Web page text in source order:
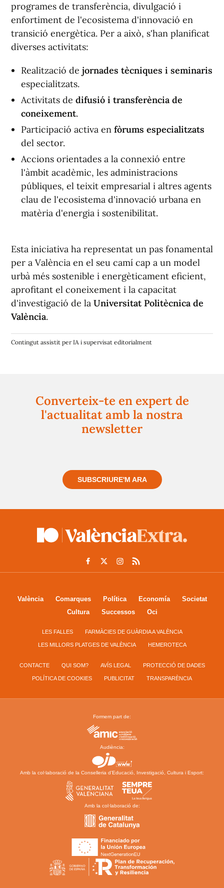
programes de transferència, divulgació i
enfortiment de l'ecosistema d'innovació en
transició energètica. Per a això, s'han planificat
diverses activitats:
Realització de jornades tècniques i seminaris
especialitzats.
Activitats de difusió i transferència de
coneixement.
Participació activa en fòrums especialitzats
del sector.
Accions orientades a la connexió entre
l'àmbit acadèmic, les administracions
públiques, el teixit empresarial i altres agents
clau de l'ecosistema d'innovació urbana en
matèria d'energia i sostenibilitat.
Esta iniciativa ha representat un pas fonamental
per a València en el seu camí cap a un model
urbà més sostenible i energèticament eficient,
aprofitant el coneixement i la capacitat
d'investigació de la Universitat Politècnica de
València.
Contingut assistit per IA i supervisat editorialment
Converteix-te en expert de
l'actualitat amb la nostra
newsletter
SUBSCRIURE'M ARA
València Comarques Política Economía
Societat
Cultura
Successos Oci
LES FALLES FARMÀCIES DE GUÀRDIA A VALÈNCIA
LES MILLORS PLATGES DE VALÈNCIA HEMEROTECA
CONTACTE QUI SOM? AVÍS LEGAL PROTECCIÓ DE DADES
POLÍTICA DE COOKIES PUBLICITAT TRANSPARÈNCIA
Formem part de:
Audiència:
Amb la col·laboració de la Conselleria d’Educació, Investigació, Cultura i Esport:
Amb la col·laboració de: